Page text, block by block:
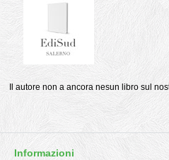
Il autore non a ancora nesun libro sul
Informazioni